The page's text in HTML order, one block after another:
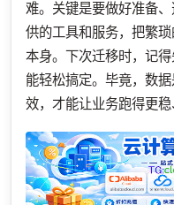
难。关键是要做好准备
供的工具和服务，把繁
本身。下次迁移时，记
能轻松搞定。毕竟，数
效，才能让业务跑得更稳